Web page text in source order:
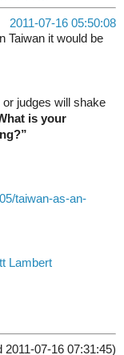
2011-07-16 05:50:08
Taiwan it would be
judges will shake
is your
taiwan-as-an-
Lambert
2011-07-16 07:31:45)